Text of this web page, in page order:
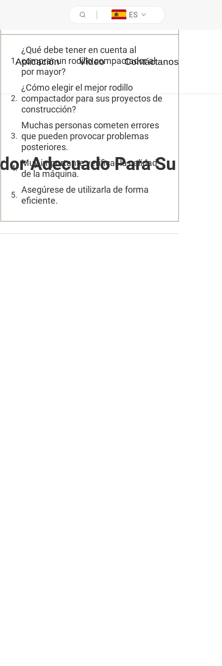
ES
Aplicación Vídeo Contáctanos
Adecuado Para Su
Tabla de contenidos
¿Qué debe tener en cuenta al
comprar un rodillo compactador al
por mayor?
¿Cómo elegir el mejor rodillo
compactador para sus proyectos de
construcción?
Muchas personas cometen errores
que pueden provocar problemas
posteriores.
Muy importante verificar la calidad
de la máquina.
Asegúrese de utilizarla de forma
eficiente.